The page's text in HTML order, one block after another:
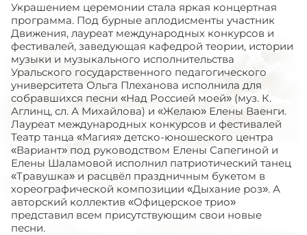
Украшением церемонии стала яркая концертная
программа. Под бурные аплодисменты участник
Движения, лауреат международных конкурсов и
фестивалей, заведующая кафедрой теории, истории
музыки и музыкального исполнительства
Уральского государственного педагогического
университета Ольга Плеханова исполнила для
собравшихся песни «Над Россией моей» (муз. К.
Аглинц, сл. А Михайлова) и «Желаю» Елены Ваенги.
Лауреат международных конкурсов и фестивалей
Театр танца «Магия» детско-юношеского центра
«Вариант» под руководством Елены Сапегиной и
Елены Шаламовой исполнил патриотический танец
«Травушка» и расцвёл праздничным букетом в
хореографической композиции «Дыхание роз». А
авторский коллектив «Офицерское трио»
представил всем присутствующим свои новые
песни.